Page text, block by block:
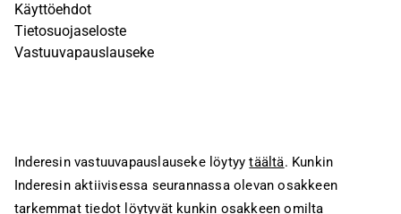
Käyttöehdot
Tietosuojaseloste
Vastuuvapauslauseke
Inderesin vastuuvapauslauseke löytyytäältä. Kunkin
Inderesin aktiivisessa seurannassa olevan osakkeen
tarkemmat tiedot löytyvät kunkin osakkeen omilta